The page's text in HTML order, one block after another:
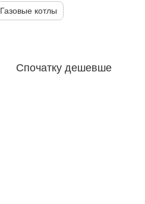
Газовые котлы
Спочатку дешевше